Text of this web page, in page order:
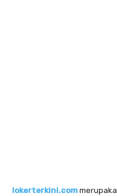
lokerterkini.com